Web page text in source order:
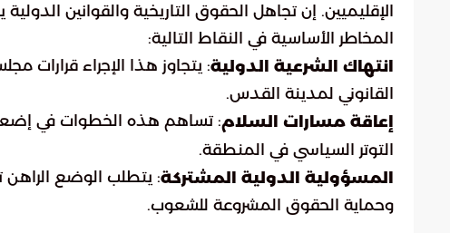
الإقليميين. إن تجاهل الحقوق التاريخية والقوانين
المخاطر الأساسية في النقاط التالية:
انتهاك الشرعية الدولية: يتجاوز هذا الإجراء قرارات
القانوني لمدينة القدس.
إعاقة مسارات السلام: تساهم هذه الخطوات في
التوتر السياسي في المنطقة.
المسؤولية الدولية المشتركة: يتطلب الوضع الراهن
وحماية الحقوق المشروعة للشعوب.